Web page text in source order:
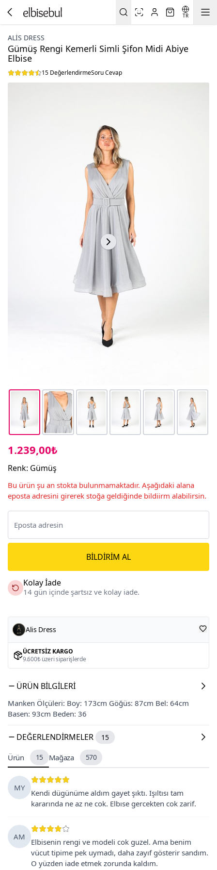
TR
ALİS DRESS
Gümüş Rengi Kemerli Simli Şifon Midi Abiye
Elbise
15 DeğerlendirmeSoru Cevap
1.239,00₺
Renk: Gümüş
Bu ürün şu an stokta bulunmamaktadır. Aşağıdaki alana
eposta adresini girerek stoğa geldiğinde bildiirm alabilirsin.
BILDIRIM AL
Kolay İade
14 gün içinde şartsız ve kolay iade.
Alis Dress
ÜCRETSIZ KARGO
9.600₺ üzeri siparişlerde
ÜRÜN BILGILERI
Manken Ölçüleri: Boy: 173cm Göğüs: 87cm Bel: 64cm
Basen: 93cm Beden: 36
DEĞERLENDIRMELER 15
Ürün 15 Mağaza 570
MY
Kendi dügünüme aldım gayet şıktı. Işıltısı tam
kararında ne az ne cok. Elbıse gercekten cok zarif.
AM
Elbisenin rengi ve modeli cok guzel. Ama benim
vücut tipime pek uymadı, daha zayıf gösterir sandım.
O yüzden iade etmek zorunda kaldım.